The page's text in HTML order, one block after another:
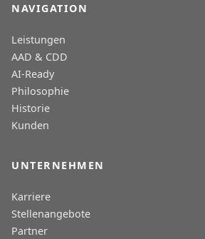
NAVIGATION
Leistungen
AAD & CDD
AI-Ready
Philosophie
Historie
Kunden
UNTERNEHMEN
Karriere
Stellenangebote
Partner